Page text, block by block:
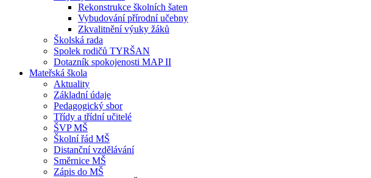
Rekonstrukce školních šaten
Vybudování přírodní učebny
Zkvalitnění výuky žáků
Školská rada
Spolek rodičů TYRŠAN
Dotazník spokojenosti MAP II
Mateřská škola
Aktuality
Základní údaje
Pedagogický sbor
Třídy a třídní učitelé
ŠVP MŠ
Školní řád MŠ
Distanční vzdělávání
Směrnice MŠ
Zápis do MŠ